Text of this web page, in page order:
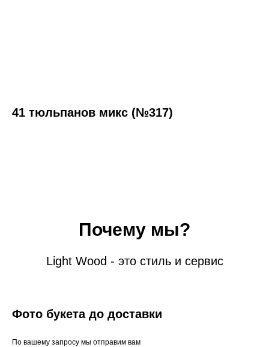
41 тюльпанов микс (№317)
Почему мы?
Light Wood - это стиль и сервис
Фото букета до доставки
По вашему запросу мы отправим вам